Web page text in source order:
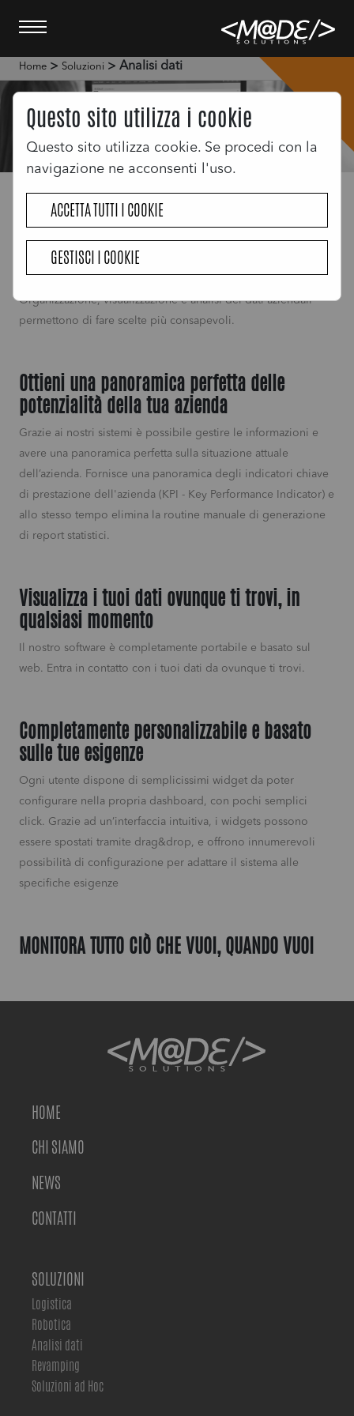
Home > Soluzioni > Analisi dati
Analisi dati
Organizza, visualizza e analizza i dati della
tua azienda in un click
Organizzazione, visualizzazione e analisi dei dati aziendali
permettono di fare scelte più consapevoli.
Ottieni una panoramica perfetta delle
potenzialità della tua azienda
Grazie ai nostri sistemi è possibile gestire le informazioni e
avere una panoramica perfetta sulla situazione attuale
dell’azienda. Fornisce una panoramica degli indicatori chiave
di prestazione dell'azienda (KPI - Key Performance Indicator) e
allo stesso tempo elimina la routine manuale di generazione
di report statistici.
Visualizza i tuoi dati ovunque ti trovi, in
qualsiasi momento
Il nostro software è completamente portabile e basato sul
web. Entra in contatto con i tuoi dati da ovunque ti trovi.
Completamente personalizzabile e basato
sulle tue esigenze
Ogni utente dispone di semplicissimi widget da poter
configurare nella propria dashboard, con pochi semplici
click. Grazie ad un’interfaccia intuitiva, i widgets possono
essere spostati tramite drag&drop, e offrono innumerevoli
possibilità di configurazione per adattare il sistema alle
specifiche esigenze
MONITORA TUTTO CIÒ CHE VUOI, QUANDO VUOI
Questo sito utilizza i cookie
Questo sito utilizza cookie. Se procedi con la
navigazione ne acconsenti l'uso.
ACCETTA TUTTI I COOKIE
GESTISCI I COOKIE
HOME
CHI SIAMO
NEWS
CONTATTI
SOLUZIONI
Logistica
Robotica
Analisi dati
Revamping
Soluzioni ad Hoc